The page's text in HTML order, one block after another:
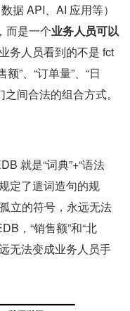
据 API、AI 应用等）
而是一个业务人员可以
务人员看到的不是 fct
”、“订单量”、“日
间合法的组合方式。
就是“词典”+“语法
定了遣词造句的规
立的符号，永远无法
，“销售额”和“北
无法变成业务人员手